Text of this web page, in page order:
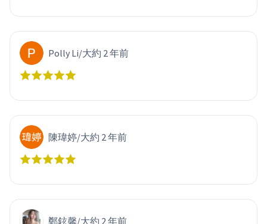
Polly Li/大約 2 年前
陳瑋婷/大約 2 年前
鄭鉉馨/大約 2 年前